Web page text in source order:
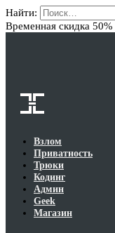
Найти:
Временная скидка 50%
Взлом
Приватность
Трюки
Кодинг
Админ
Geek
Магазин